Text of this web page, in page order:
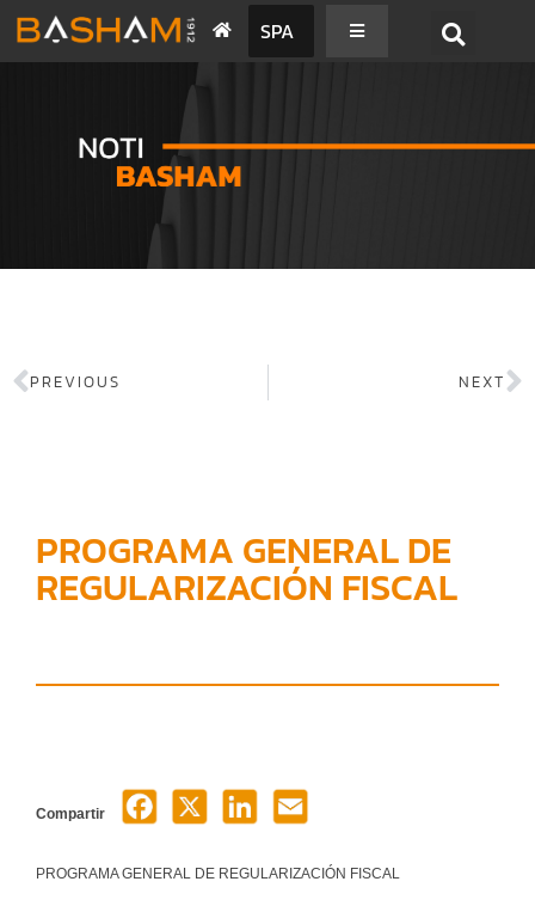
SPA
PREVIOUS NEXT
PROGRAMA GENERAL DE
REGULARIZACIÓN FISCAL
Compartir
PROGRAMA GENERAL DE REGULARIZACIÓN FISCAL